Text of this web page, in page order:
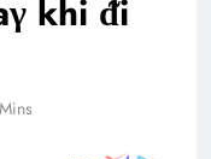
khi ᵭi